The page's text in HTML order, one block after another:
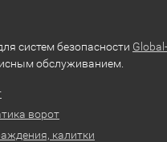
систем безопасности Global-
обслуживанием.
ворот
калитки